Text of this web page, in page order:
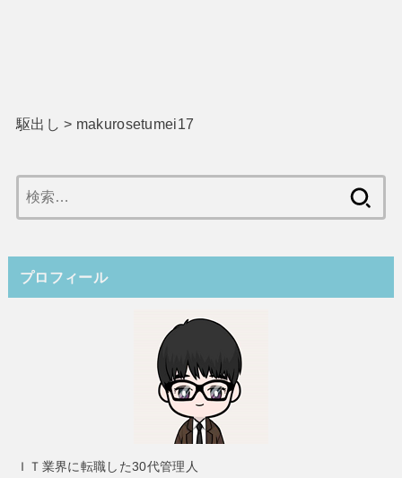
駆出し > makurosetumei17
索:
プロフィール
ＩＴ業界に転職した30代管理人